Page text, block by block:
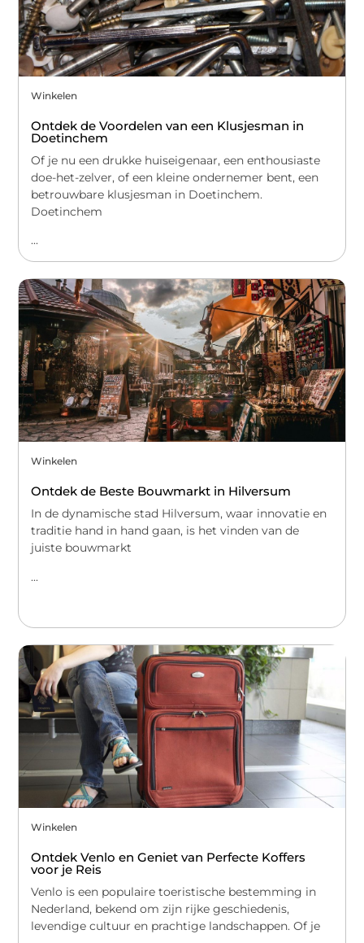
Winkelen
Ontdek de Voordelen van een Klusjesman in
Doetinchem
Of je nu een drukke huiseigenaar, een enthousiaste
doe-het-zelver, of een kleine ondernemer bent, een
betrouwbare klusjesman in Doetinchem.
Doetinchem
...
Winkelen
Ontdek de Beste Bouwmarkt in Hilversum
In de dynamische stad Hilversum, waar innovatie en
traditie hand in hand gaan, is het vinden van de
juiste bouwmarkt
...
Winkelen
Ontdek Venlo en Geniet van Perfecte Koffers
voor je Reis
Venlo is een populaire toeristische bestemming in
Nederland, bekend om zijn rijke geschiedenis,
levendige cultuur en prachtige landschappen. Of je